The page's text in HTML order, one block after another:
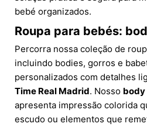
bebé organizados.
Roupa para bebés:
Percorra nossa coleção de
incluindo bodies, gorros e
personalizados com detalhes
Time Real Madrid. Nosso body
apresenta impressão colorida
escudo ou elementos que